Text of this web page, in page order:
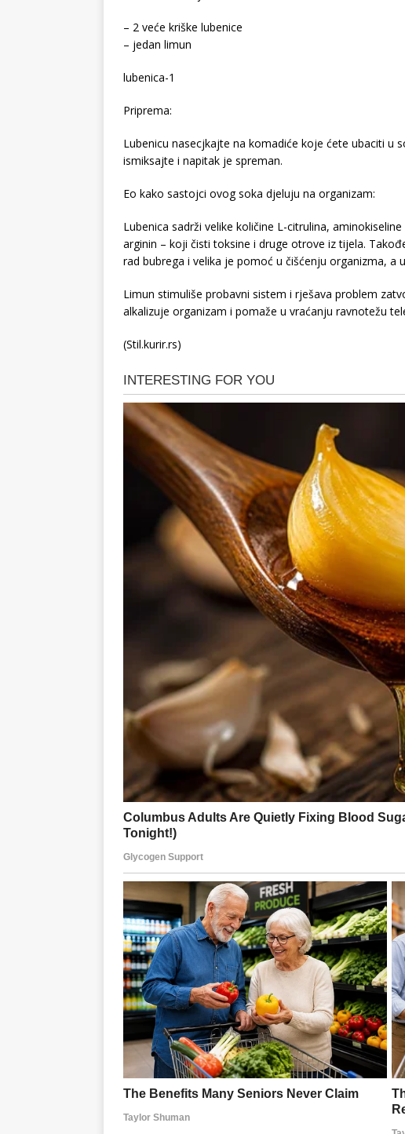
– 2 veće kriške lubenice
– jedan limun
lubenica-1
Priprema:
Lubenicu nasecjkajte na komadiće koje ćete ubaciti u
ismiksajte i napitak je spreman.
Eo kako sastojci ovog soka djeluju na organizam:
Lubenica sadrži velike količine L-citrulina,
arginin – koji čisti toksine i druge otrove iz tijela.
rad bubrega i velika je pomoć u čišćenju organizma, a
Limun stimuliše probavni sistem i rješava problem
alkalizuje organizam i pomaže u vraćanju ravnotežu
(Stil.kurir.rs)